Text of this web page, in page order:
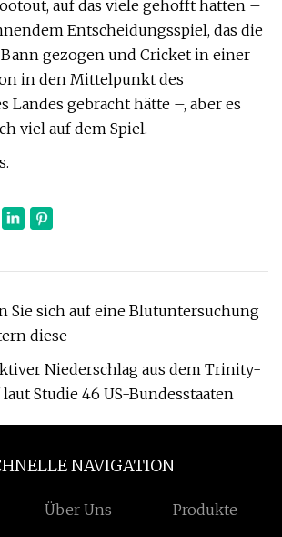
auf das viele gehofft hatten –
Entscheidungsspiel, das die
gezogen und Cricket in einer
in den Mittelpunkt des
Landes gebracht hätte –, aber es
viel auf dem Spiel.
Sie sich auf eine Blutuntersuchung
diese
Niederschlag aus dem Trinity-
Studie 46 US-Bundesstaaten
NAVIGATION
Über Uns Produkte